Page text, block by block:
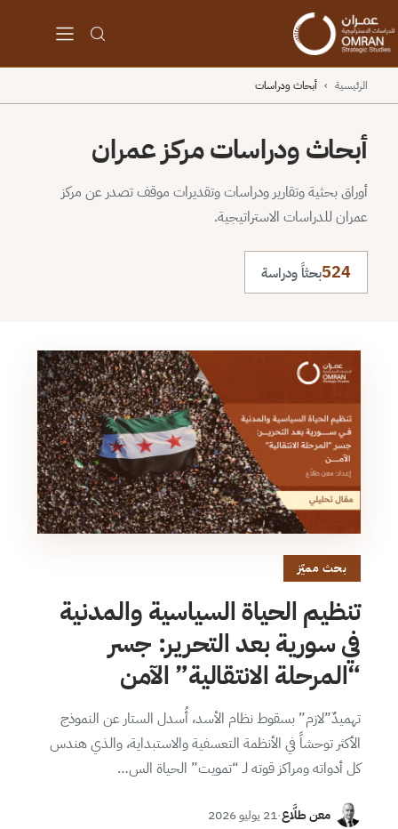
الرئيسية › أبحاث ودراسات
أبحاث ودراسات مركز عمران
أوراق بحثية وتقارير ودراسات وتقديرات موقف تصدر عن مركز
عمران للدراسات الاستراتيجية.
524بحثاً ودراسة
بحث مميّز
تنظيم الحياة السياسية والمدنية
في سورية بعد التحرير: جسر
“المرحلة الانتقالية” الآمن
تهميدٌ”لازم” بسقوط نظام الأسد، أُسدل الستار عن النموذج
الأكثر توحشاً في الأنظمة التعسفية والاستبداية، والذي هندس
كل أدواته ومراكز قوته لـ “تمويت” الحياة الس…
معن طلَّاع·21 يوليو 2026